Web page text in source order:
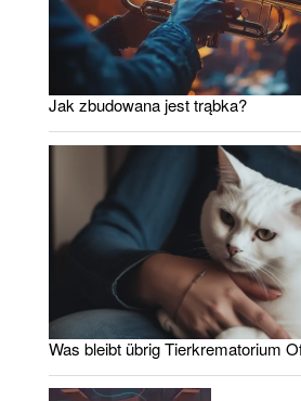
Jak zbudowana jest trąbka?
Was bleibt übrig Tierkrematorium